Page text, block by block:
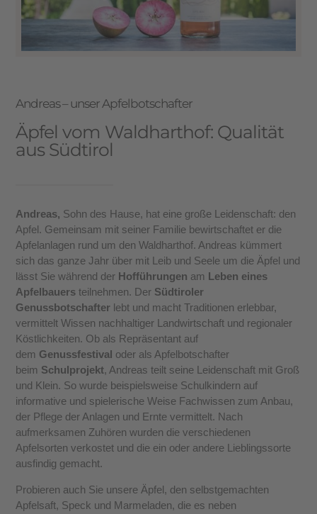
Andreas – unser Apfelbotschafter
Äpfel vom Waldharthof: Qualität
aus Südtirol
Andreas, Sohn des Hause, hat eine große Leidenschaft: den
Apfel. Gemeinsam mit seiner Familie bewirtschaftet er die
Apfelanlagen rund um den Waldharthof. Andreas kümmert
sich das ganze Jahr über mit Leib und Seele um die Äpfel und
lässt Sie während der Hofführungen am Leben eines
Apfelbauers teilnehmen. Der Südtiroler
Genussbotschafter lebt und macht Traditionen erlebbar,
vermittelt Wissen nachhaltiger Landwirtschaft und regionaler
Köstlichkeiten. Ob als Repräsentant auf
dem Genussfestival oder als Apfelbotschafter
beim Schulprojekt, Andreas teilt seine Leidenschaft mit Groß
und Klein. So wurde beispielsweise Schulkindern auf
informative und spielerische Weise Fachwissen zum Anbau,
der Pflege der Anlagen und Ernte vermittelt. Nach
aufmerksamen Zuhören wurden die verschiedenen
Apfelsorten verkostet und die ein oder andere Lieblingssorte
ausfindig gemacht.
Probieren auch Sie unsere Äpfel, den selbstgemachten
Apfelsaft, Speck und Marmeladen, die es neben